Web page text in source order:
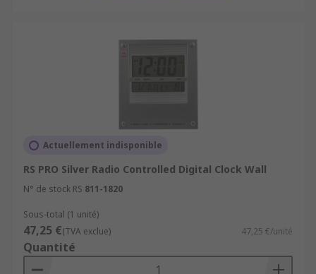
Actuellement indisponible
RS PRO Silver Radio Controlled Digital Clock Wall
N° de stock RS 811-1820
Sous-total (1 unité)
47,25 €(TVA exclue) 47,25 €/unité
Quantité